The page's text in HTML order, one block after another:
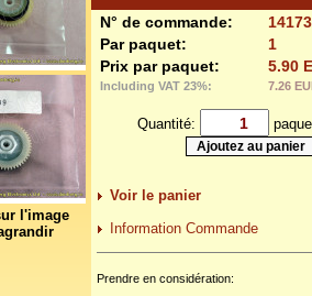
l'image
N° de commande:
Par paquet:
1
Prix par paquet:
5.90
Including VAT 23%: 7.26
Quantité:
Voir le panier
Information Commande
Prendre en considération: